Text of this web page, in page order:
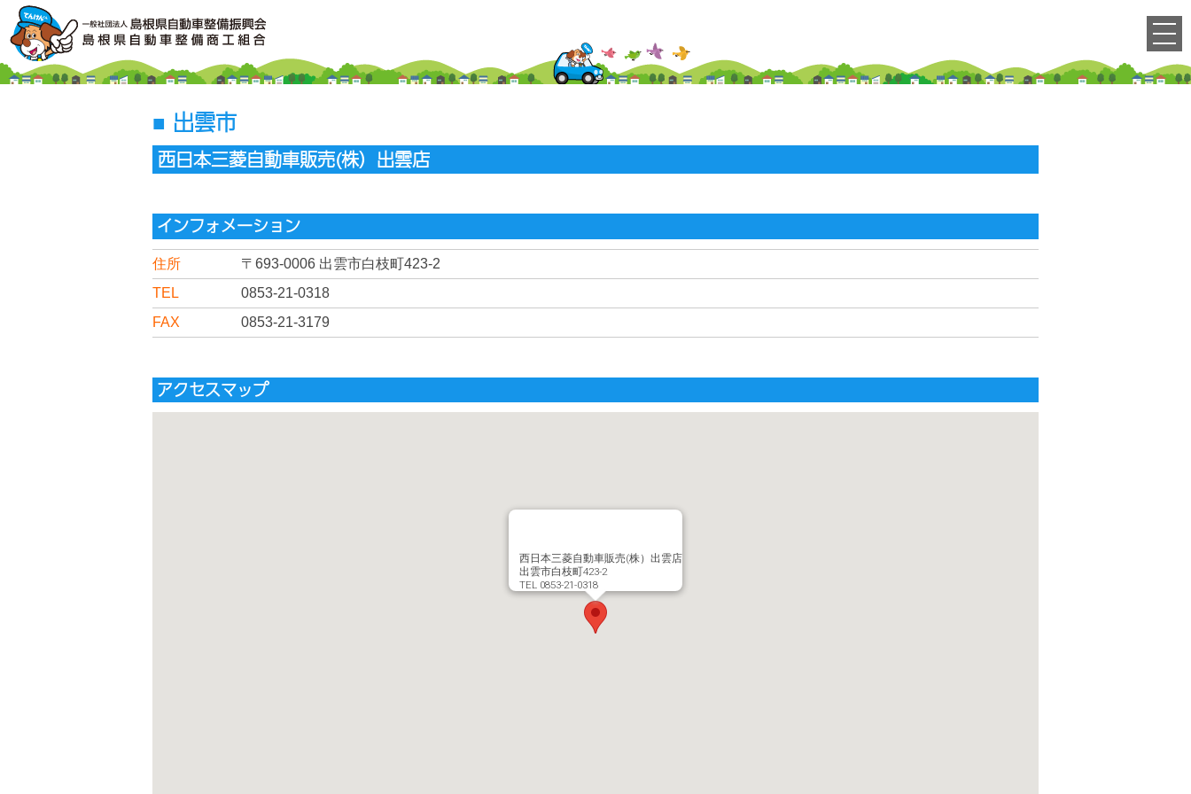
出雲市
西日本三菱自動車販売(株）出雲店
インフォメーション
住所 〒693-0006 出雲市白枝町423-2
TEL
0853-21-0318
FAX
0853-21-3179
アクセスマップ
西日本三菱自動車販売(株）出雲店
出雲市白枝町423-2
TEL 0853-21-0318